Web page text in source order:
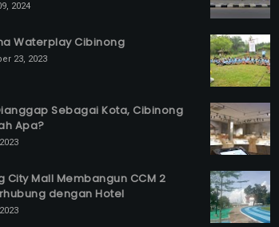
2024
Waterplay Cibinong
23, 2023
Sebagai Kota, Cibinong
Apa?
City Mall Membangun CCM 2
dengan Hotel